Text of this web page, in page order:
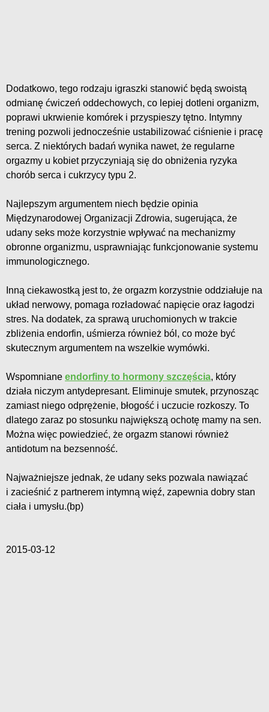
Dodatkowo, tego rodzaju igraszki stanowić będą swoistą
odmianę ćwiczeń oddechowych, co lepiej dotleni organizm,
poprawi ukrwienie komórek i przyspieszy tętno. Intymny
trening pozwoli jednocześnie ustabilizować ciśnienie i pracę
serca. Z niektórych badań wynika nawet, że regularne
orgazmy u kobiet przyczyniają się do obniżenia ryzyka
chorób serca i cukrzycy typu 2.
Najlepszym argumentem niech będzie opinia
Międzynarodowej Organizacji Zdrowia, sugerująca, że
udany seks może korzystnie wpływać na mechanizmy
obronne organizmu, usprawniając funkcjonowanie systemu
immunologicznego.
Inną ciekawostką jest to, że orgazm korzystnie oddziałuje na
układ nerwowy, pomaga rozładować napięcie oraz łagodzi
stres. Na dodatek, za sprawą uruchomionych w trakcie
zbliżenia endorfin, uśmierza również ból, co może być
skutecznym argumentem na wszelkie wymówki.
Wspomniane endorfiny to hormony szczęścia, który
działa niczym antydepresant. Eliminuje smutek, przynosząc
zamiast niego odprężenie, błogość i uczucie rozkoszy. To
dlatego zaraz po stosunku największą ochotę mamy na sen.
Można więc powiedzieć, że orgazm stanowi również
antidotum na bezsenność.
Najważniejsze jednak, że udany seks pozwala nawiązać
i zacieśnić z partnerem intymną więź, zapewnia dobry stan
ciała i umysłu.(bp)
2015-03-12